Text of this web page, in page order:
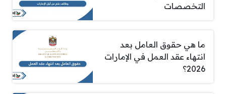
التخصصات
ما هي حقوق العامل بعد
انتهاء عقد العمل في الإمارات
2026؟